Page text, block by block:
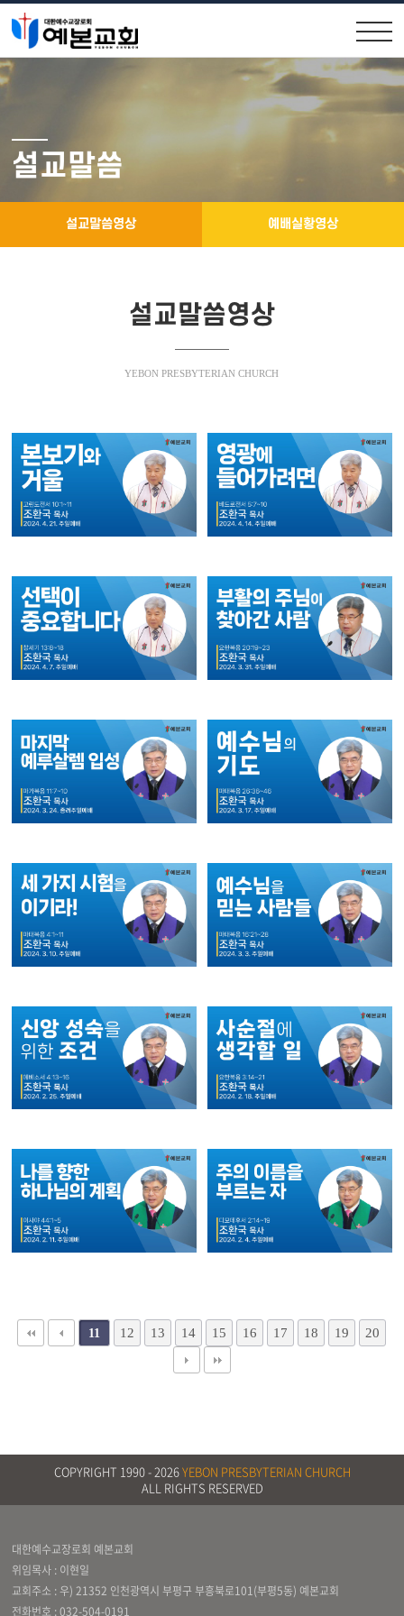
원로목사인사
위임목사소개
제직구성
교회소식
공지사항
행사앨범
회원가입 로그인
설교말씀
설교말씀영상 예배실황영상
설교말씀영상
YEBON PRESBYTERIAN CHURCH
11 12 13 14 15 16 17 18 19 20
COPYRIGHT 1990 -2026YEBON PRESBYTERIAN CHURCH
ALL RIGHTS RESERVED
대한예수교장로회 예본교회
위임목사 : 이현일
교회주소 : 우) 21352 인천광역시 부평구 부흥북로101(부평5동) 예본교회
전화번호 :032-504-0191